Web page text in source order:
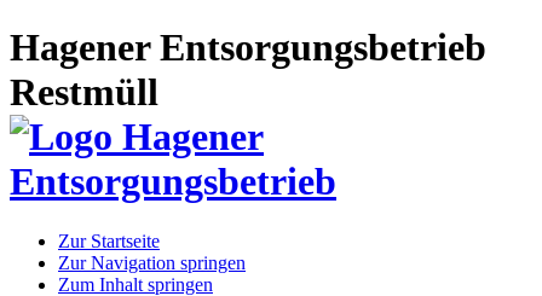
Hagener Entsorgungsbetrieb
Restmüll
Zur Startseite
Zur Navigation springen
Zum Inhalt springen